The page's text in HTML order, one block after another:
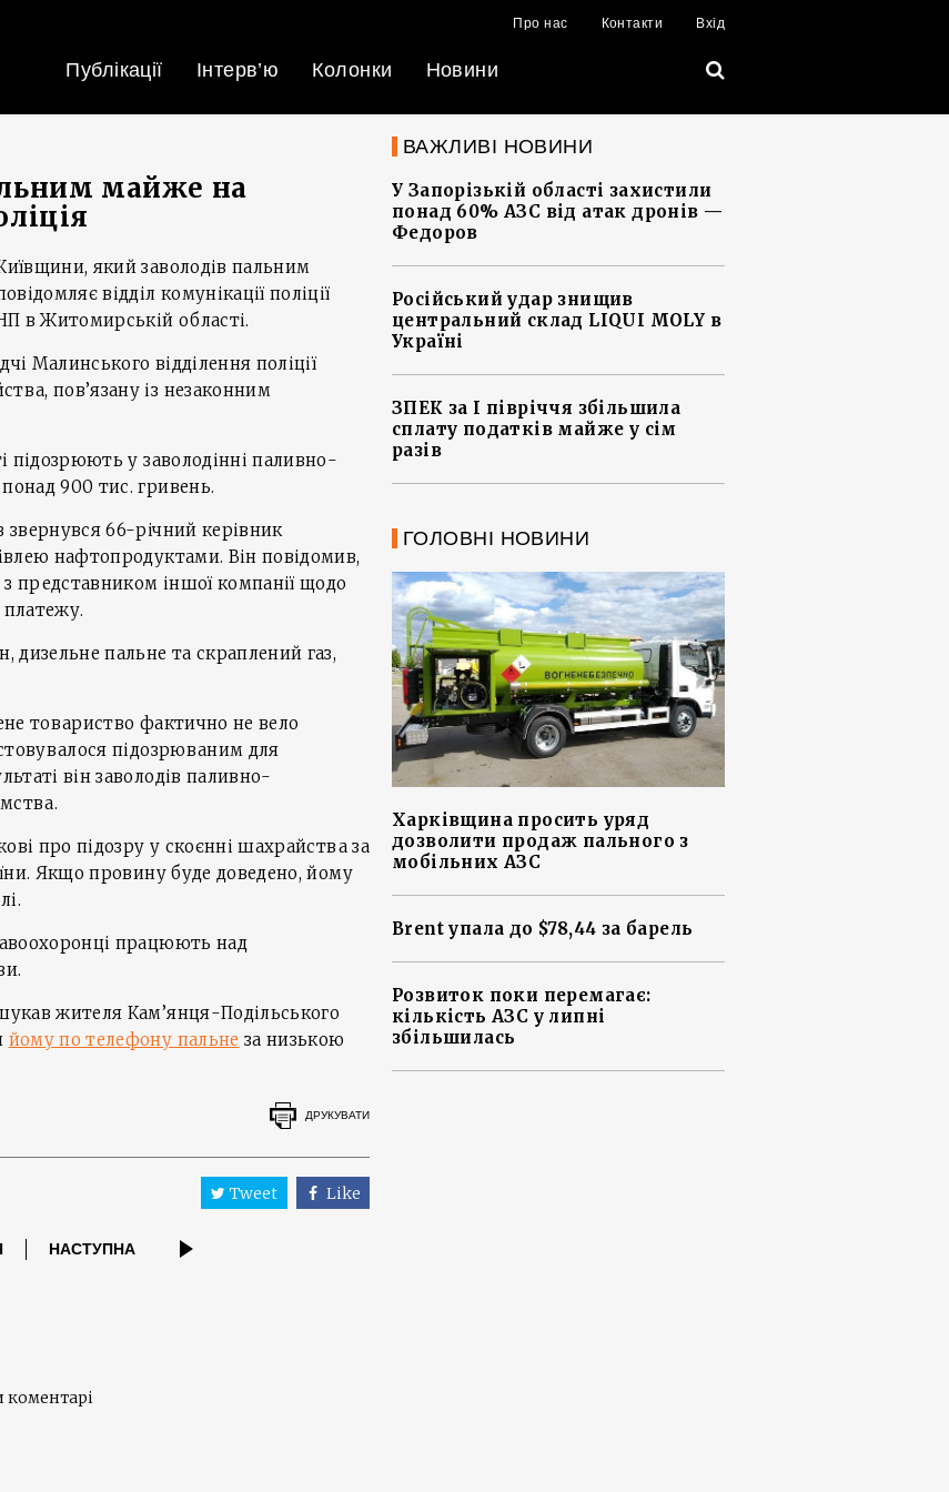
Про нас Контакти Вхід
Публікації Інтерв’ю Колонки Новини
майже на
який заволодів пальним
відділ комунікації поліції
в Житомирській області.
Малинського відділення поліції
пов’язану із незаконним
підозрюють у заволодінні паливно-
900 тис. гривень.
66-річний керівник
нафтопродуктами. Він повідомив,
представником іншої компанії щодо
дизельне пальне та скраплений газ,
товариство фактично не вело
підозрюваним для
він заволодів паливно-
про підозру у скоєнні шахрайства за
Якщо провину буде доведено, йому
працюють над
жителя Кам’янця-Подільського
йому по телефону пальне за низькою
ДРУКУВАТИ
Tweet Like
НАСТУПНА
коментарі
ВАЖЛИВІ НОВИНИ
У Запорізькій області захистили
понад 60% АЗС від атак дронів —
Федоров
Російський удар знищив
центральний склад LIQUI MOLY в
Україні
ЗПЕК за І півріччя збільшила
сплату податків майже у сім
разів
ГОЛОВНІ НОВИНИ
Харківщина просить уряд
дозволити продаж пального з
мобільних АЗС
Brent упала до $78,44 за барель
Розвиток поки перемагає:
кількість АЗС у липні
збільшилась